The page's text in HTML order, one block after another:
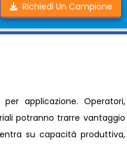
Richiedi Un Campione
applicazione. Operatori,
potranno trarre vantaggio
su capacità produttiva,